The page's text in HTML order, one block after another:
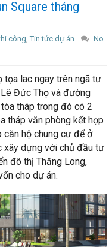
Square tháng
công, Tin tức dự án
No
tọa lac ngay trên ngã tư
Đức Thọ và đường
tháp trong đó có 2
tháp văn phòng kết hợp
hộ chung cư để ở
xây dựng với chủ đầu tư
đô thị Thăng Long,
cho dự án.